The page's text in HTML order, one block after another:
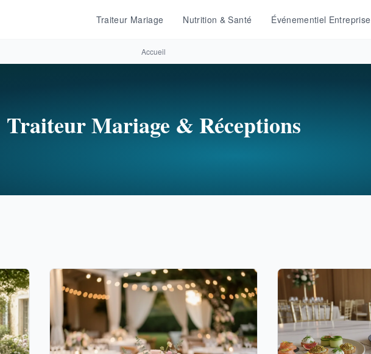
Traiteur Mariage Nutrition & Santé Événementiel Entreprise
Accueil
Traiteur Mariage & Réceptions